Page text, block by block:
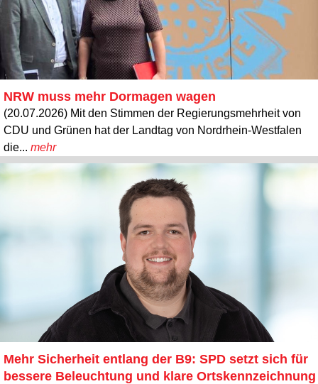
NRW muss mehr Dormagen wagen
(20.07.2026) Mit den Stimmen der Regierungsmehrheit von
CDU und Grünen hat der Landtag von Nordrhein-Westfalen
die... mehr
Mehr Sicherheit entlang der B9: SPD setzt sich für
bessere Beleuchtung und klare Ortskennzeichnung